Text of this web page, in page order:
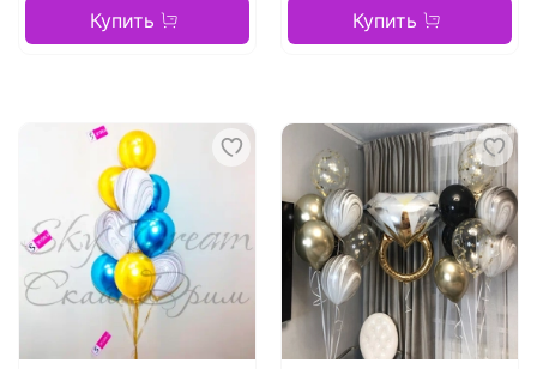
Купить Купить